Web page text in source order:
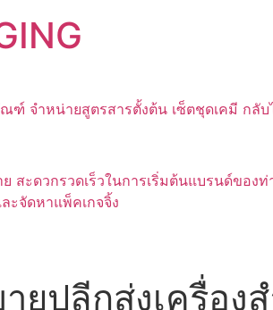
ฑ์ จำหน่ายสูตรสารตั้งต้น เซ็ตชุดเคมี กลับ
สะดวกรวดเร็วในการเริ่มต้นแบรนด์ข
ะจัดหาแพ็คเกจจิ้ง
ปลีกส่งเครื่อง